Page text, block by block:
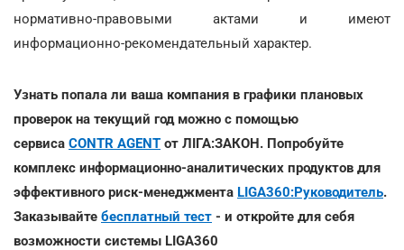
нормативно-правовыми актами и имеют
информационно-рекомендательный характер.
Узнать попала ли ваша компания в графики плановых
проверок на текущий год можно с помощью
сервиса CONTR AGENT от ЛІГА:ЗАКОН. Попробуйте
комплекс информационно-аналитических продуктов для
эффективного риск-менеджмента LIGA360:Руководитель.
Заказывайте бесплатный тест - и откройте для себя
возможности системы LIGA360